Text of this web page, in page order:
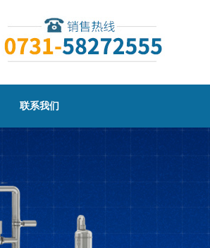
联系我们